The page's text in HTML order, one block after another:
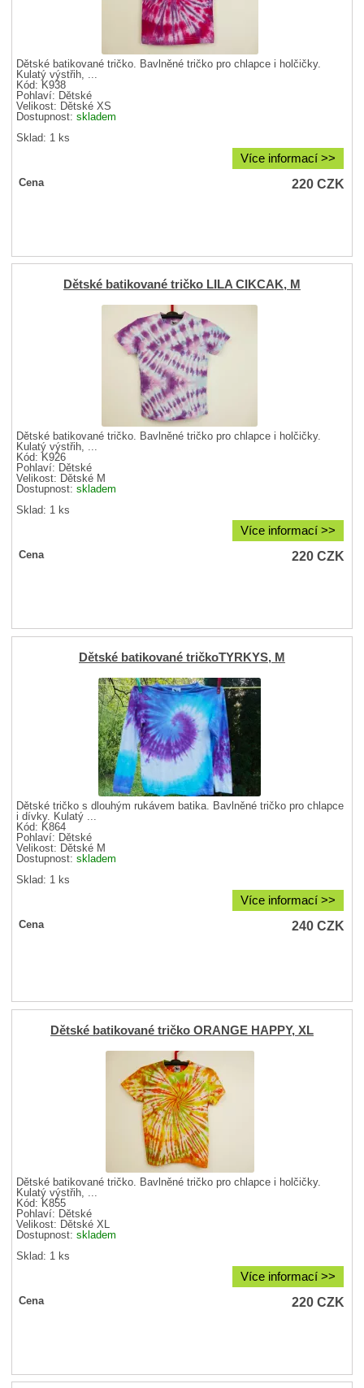
Dětské batikované tričko. Bavlněné tričko pro chlapce i holčičky.
Kulatý výstřih, ...
Kód: K938
Pohlaví: Dětské
Velikost: Dětské XS
Dostupnost:skladem
Sklad: 1 ks
Více informací >>
Cena 220CZK
Dětské batikované tričko LILA CIKCAK, M
Dětské batikované tričko. Bavlněné tričko pro chlapce i holčičky.
Kulatý výstřih, ...
Kód: K926
Pohlaví: Dětské
Velikost: Dětské M
Dostupnost:skladem
Sklad: 1 ks
Více informací >>
Cena 220CZK
Dětské batikované tričkoTYRKYS, M
Dětské tričko s dlouhým rukávem batika. Bavlněné tričko pro chlapce
i dívky. Kulatý ...
Kód: K864
Pohlaví: Dětské
Velikost: Dětské M
Dostupnost:skladem
Sklad: 1 ks
Více informací >>
Cena 240CZK
Dětské batikované tričko ORANGE HAPPY, XL
Dětské batikované tričko. Bavlněné tričko pro chlapce i holčičky.
Kulatý výstřih, ...
Kód: K855
Pohlaví: Dětské
Velikost: Dětské XL
Dostupnost:skladem
Sklad: 1 ks
Více informací >>
Cena 220CZK